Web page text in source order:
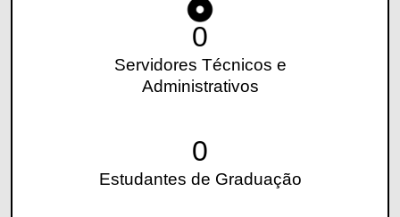
0
Servidores Técnicos e
Administrativos
0
Estudantes de Graduação